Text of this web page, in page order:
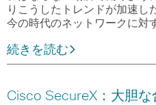
りこうしたトレンドが加速し
今の時代のネットワークに対
続きを読む
Cisco SecureX：大胆